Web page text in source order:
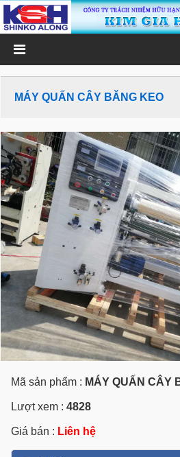
MÁY QUẤN CÂY BĂNG KEO
Mã sản phẩm : MÁY QUẤN CÂY
Lượt xem : 4828
Giá bán : Liên hệ